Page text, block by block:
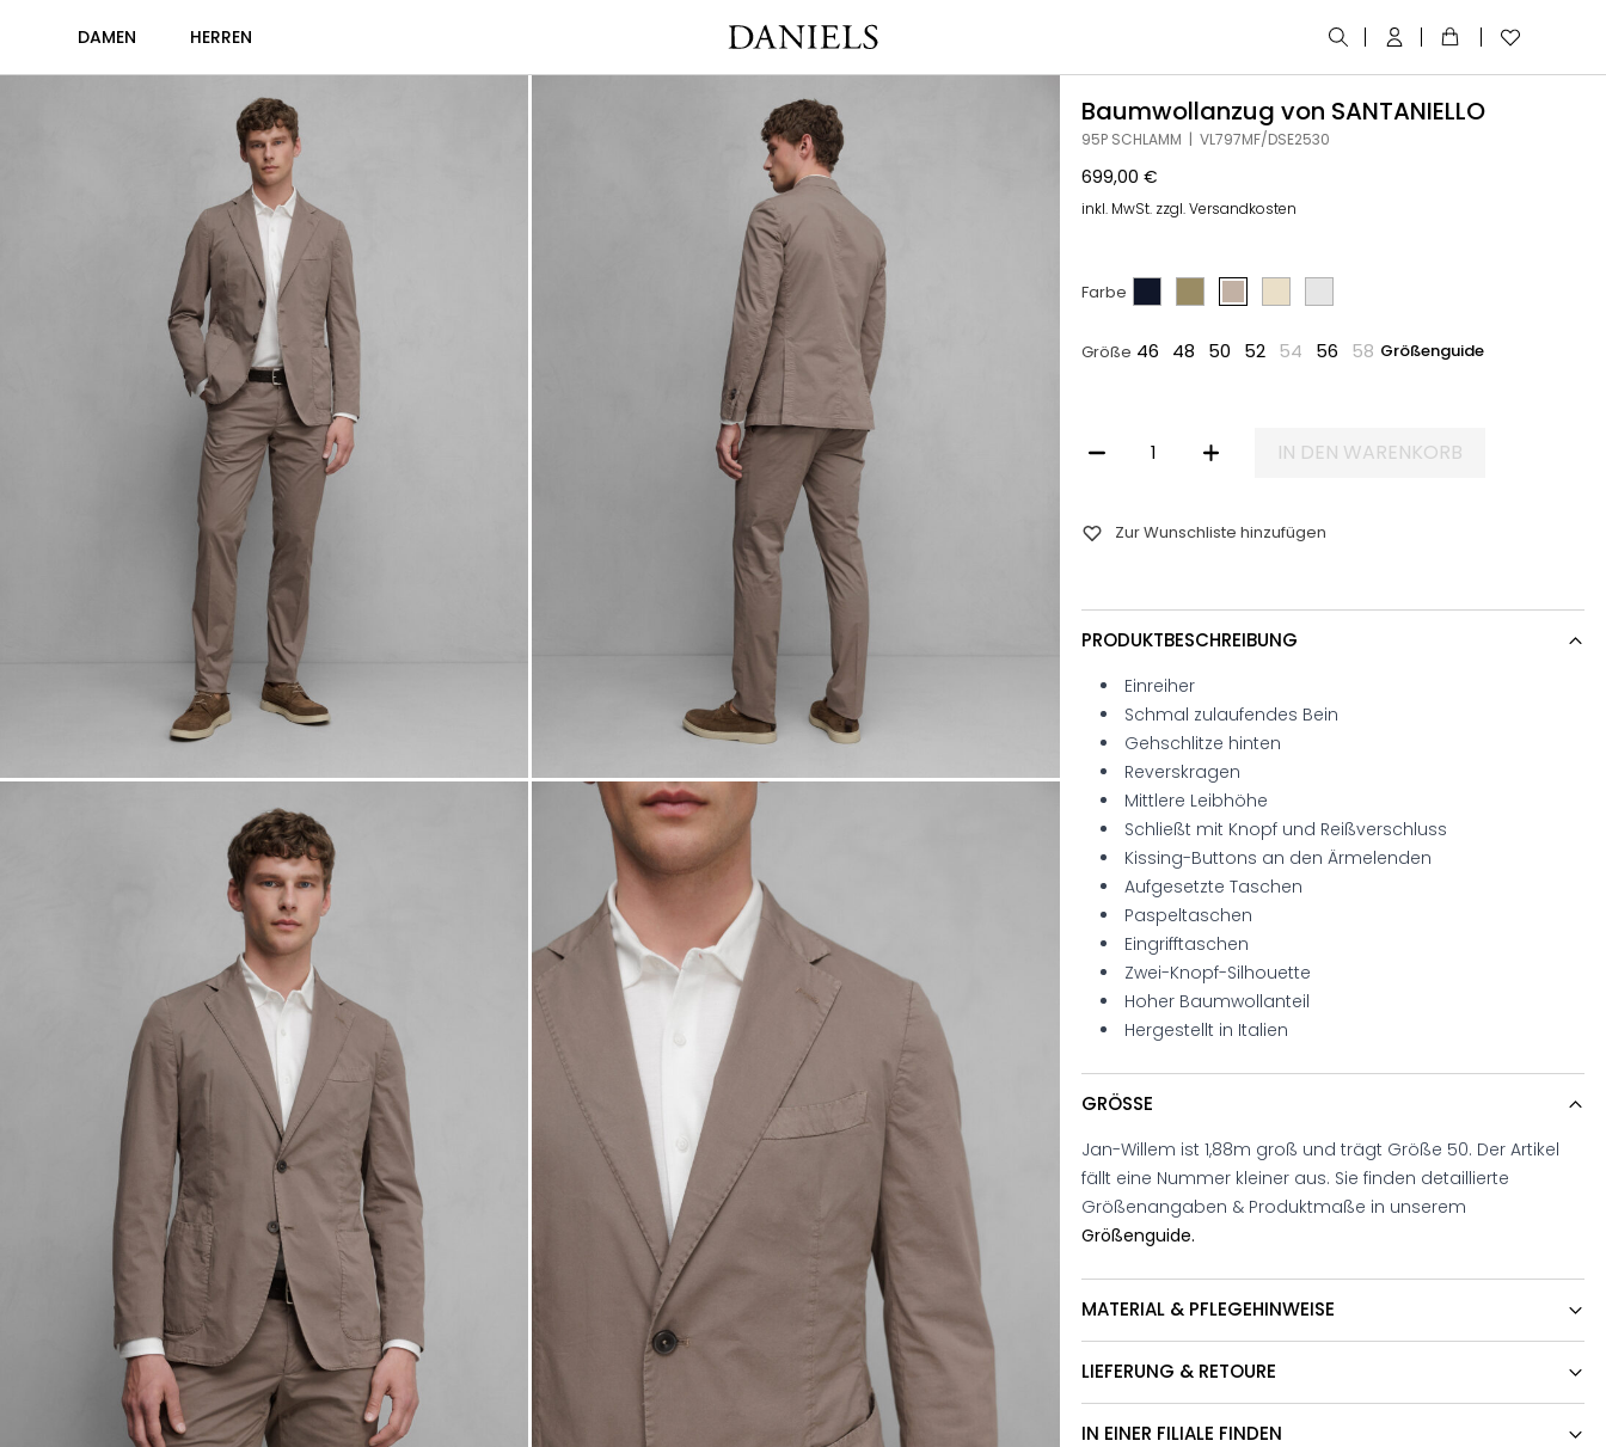
DAMEN HERREN
Baumwollanzug von SANTANIELLO
95P SCHLAMM | VL797MF/DSE2530
699,00€
inkl. MwSt. zzgl. Versandkosten
Farbe
Größe 46 48 50 52 54 56 58 Größenguide
BAUMWOLLANZUG VON SANTANIELLO MENGE
IN DEN WARENKORB
Zur Wunschliste hinzufügen
PRODUKTBESCHREIBUNG
Einreiher
Schmal zulaufendes Bein
Gehschlitze hinten
Reverskragen
Mittlere Leibhöhe
Schließt mit Knopf und Reißverschluss
Kissing-Buttons an den Ärmelenden
Aufgesetzte Taschen
Paspeltaschen
Eingrifftaschen
Zwei-Knopf-Silhouette
Hoher Baumwollanteil
Hergestellt in Italien
GRÖSSE
Jan-Willem ist 1,88m groß und trägt Größe 50. Der Artikel
fällt eine Nummer kleiner aus. Sie finden detaillierte
Größenangaben & Produktmaße in unserem
Größenguide.
MATERIAL & PFLEGEHINWEISE
LIEFERUNG & RETOURE
IN EINER FILIALE FINDEN